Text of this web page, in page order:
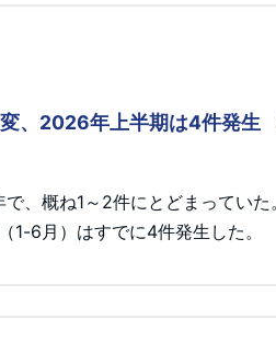
、2026年上半期は4件発
、概ね1～2件にとどまってい
6月）はすでに4件発生した。